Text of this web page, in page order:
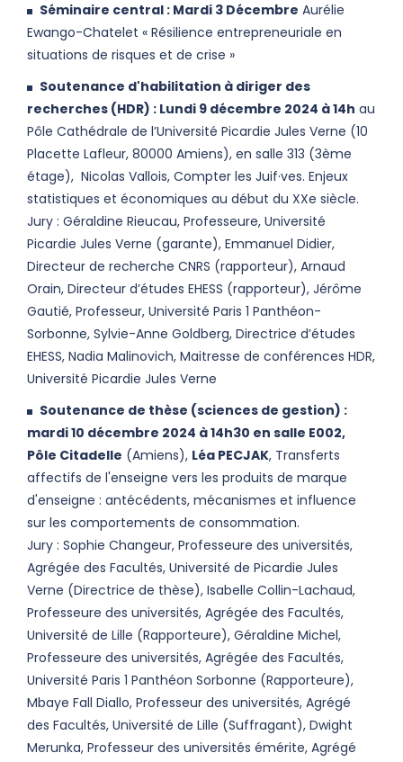
Séminaire central : Mardi 3 Décembre Aurélie
Ewango-Chatelet « Résilience entrepreneuriale en
situations de risques et de crise »
Soutenance d'habilitation à diriger des
recherches (HDR) : Lundi 9 décembre 2024 à 14h au
Pôle Cathédrale de l’Université Picardie Jules Verne (10
Placette Lafleur, 80000 Amiens), en salle 313 (3ème
étage), Nicolas Vallois, Compter les Juif·ves. Enjeux
statistiques et économiques au début du XXe siècle.
Jury : Géraldine Rieucau, Professeure, Université
Picardie Jules Verne (garante), Emmanuel Didier,
Directeur de recherche CNRS (rapporteur), Arnaud
Orain, Directeur d’études EHESS (rapporteur), Jérôme
Gautié, Professeur, Université Paris 1 Panthéon-
Sorbonne, Sylvie-Anne Goldberg, Directrice d’études
EHESS, Nadia Malinovich, Maitresse de conférences HDR,
Université Picardie Jules Verne
Soutenance de thèse (sciences de gestion) :
mardi 10 décembre 2024 à 14h30 en salle E002,
Pôle Citadelle (Amiens), Léa PECJAK, Transferts
affectifs de l'enseigne vers les produits de marque
d'enseigne : antécédents, mécanismes et influence
sur les comportements de consommation.
Jury : Sophie Changeur, Professeure des universités,
Agrégée des Facultés, Université de Picardie Jules
Verne (Directrice de thèse), Isabelle Collin-Lachaud,
Professeure des universités, Agrégée des Facultés,
Université de Lille (Rapporteure), Géraldine Michel,
Professeure des universités, Agrégée des Facultés,
Université Paris 1 Panthéon Sorbonne (Rapporteure),
Mbaye Fall Diallo, Professeur des universités, Agrégé
des Facultés, Université de Lille (Suffragant), Dwight
Merunka, Professeur des universités émérite, Agrégé